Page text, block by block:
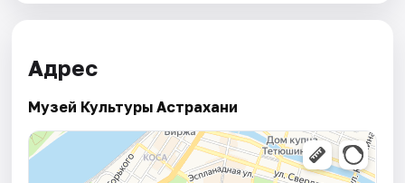
Адрес
Музей Культуры Астрахани